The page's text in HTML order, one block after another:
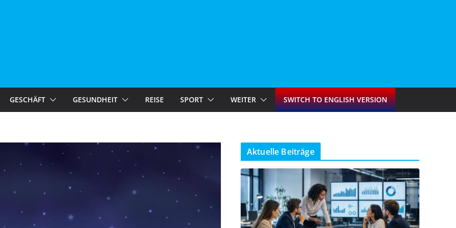
GESCHÄFT GESUNDHEIT REISE SPORT WEITER SWITCH TO ENGLISH VERSION
Aktuelle Beiträge